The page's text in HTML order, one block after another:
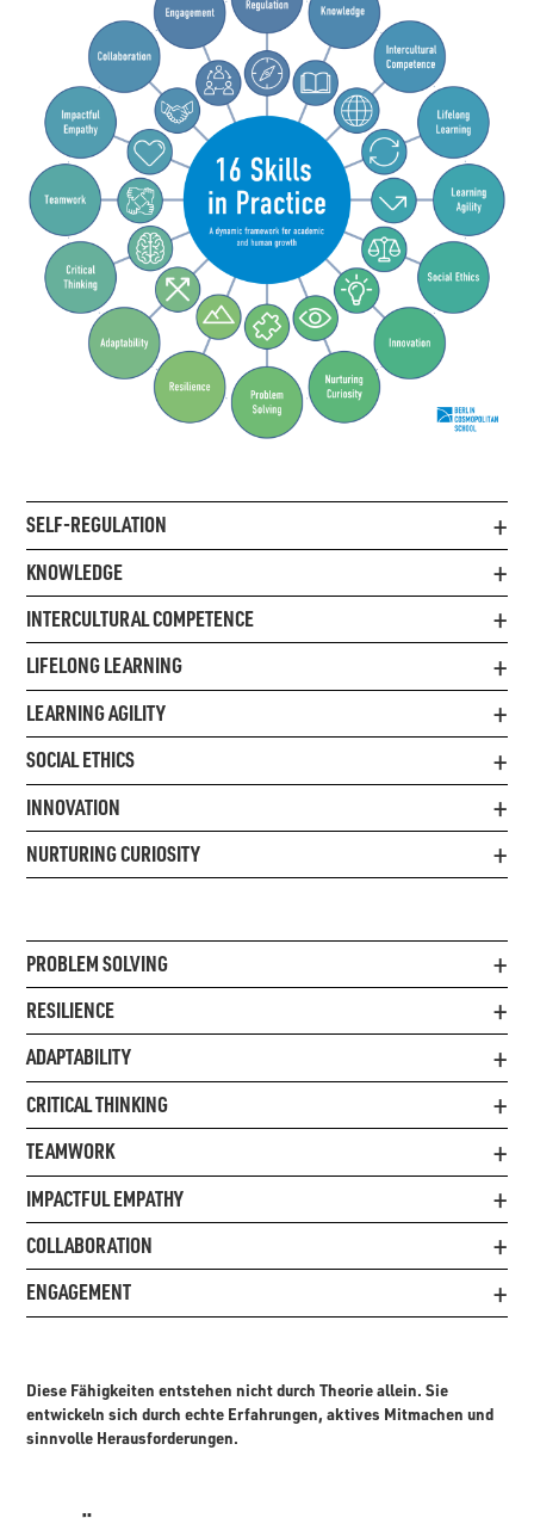
SELF-REGULATION
KNOWLEDGE
INTERCULTURAL COMPETENCE
LIFELONG LEARNING
LEARNING AGILITY
SOCIAL ETHICS
INNOVATION
NURTURING CURIOSITY
PROBLEM SOLVING
RESILIENCE
ADAPTABILITY
CRITICAL THINKING
TEAMWORK
IMPACTFUL EMPATHY
COLLABORATION
ENGAGEMENT
Diese Fähigkeiten entstehen nicht durch Theorie allein. Sie
entwickeln sich durch echte Erfahrungen, aktives Mitmachen und
sinnvolle Herausforderungen.